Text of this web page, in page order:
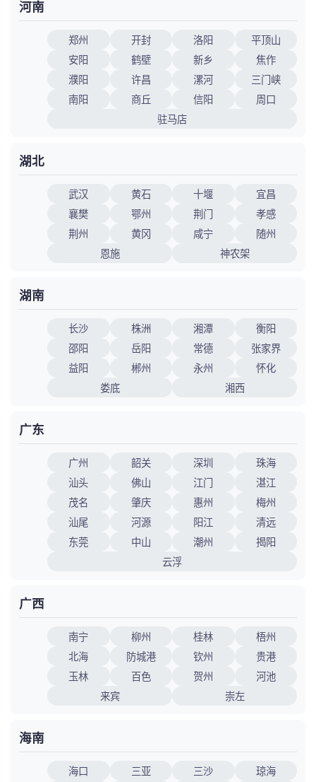
河南
郑州 开封 洛阳
平顶山
安阳
鹤壁 新乡
焦作
濮阳
许昌 漯河
三门峡
南阳
商丘 信阳
周口
驻马店
湖北
武汉 黄石 十堰
宜昌
襄樊
鄂州 荆门
孝感
荆州
黄冈 咸宁
随州
恩施
神农架
湖南
长沙 株洲 湘潭
衡阳
邵阳
岳阳 常德
张家界
益阳
郴州 永州
怀化
娄底
湘西
广东
广州 韶关 深圳
珠海
汕头
佛山 江门
湛江
茂名
肇庆 惠州
梅州
汕尾
河源 阳江
清远
东莞
中山 潮州
揭阳
云浮
广西
南宁 柳州 桂林
梧州
北海
防城港 钦州
贵港
玉林
百色 贺州
河池
来宾
崇左
海南
海口 三亚 三沙
琼海